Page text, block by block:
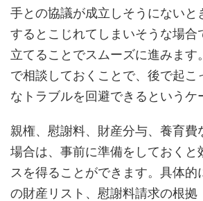
手との協議が成立しそうにないと
するとこじれてしまいそうな場合
立てることでスムーズに進みます
で相談しておくことで、後で起こ
なトラブルを回避できるというケ
親権、慰謝料、財産分与、養育費
場合は、事前に準備をしておくと
スを得ることができます。具体的
の財産リスト、慰謝料請求の根拠